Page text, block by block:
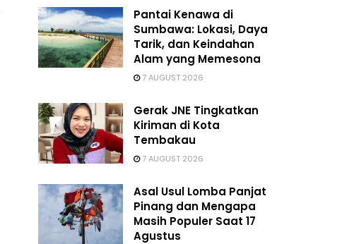
Pantai Kenawa di
Sumbawa: Lokasi, Daya
Tarik, dan Keindahan
Alam yang Memesona
7 AUGUST 2026
Gerak JNE Tingkatkan
Kiriman di Kota
Tembakau
7 AUGUST 2026
Asal Usul Lomba Panjat
Pinang dan Mengapa
Masih Populer Saat 17
Agustus